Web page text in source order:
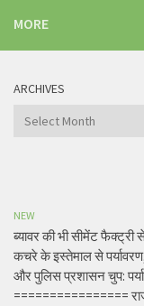
MORE
ARCHIVES
Archives
NEW
ब्यावर की भी सीमेंट फैक्ट्री
कचरे के इस्तेमाल से
और पुलिस प्रशासन चुप:
================